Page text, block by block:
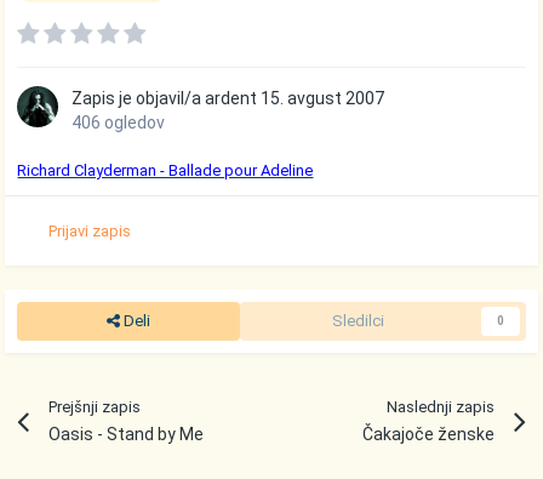
Zapis je objavil/aardent 15. avgust 2007
406 ogledov
Richard Clayderman - Ballade pour Adeline
Prijavi zapis
Deli Sledilci 0
Prejšnji zapis
Oasis - Stand by Me
Naslednji zapis
Čakajoče ženske